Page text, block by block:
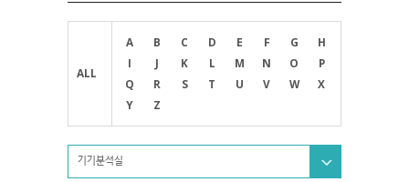
ALL
A B C D E F G
H
I
J K L M N O
P
Q
R S T U V W
X
Y
Z
기기분석실